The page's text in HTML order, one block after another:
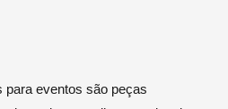
eventos são peças